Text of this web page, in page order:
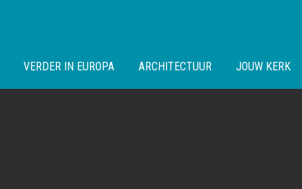
VERDER IN EUROPA ARCHITECTUUR JOUW KERK